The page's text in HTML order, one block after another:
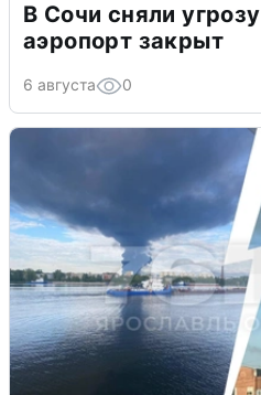
В Сочи сняли
аэропорт закрыт
6 августа 0